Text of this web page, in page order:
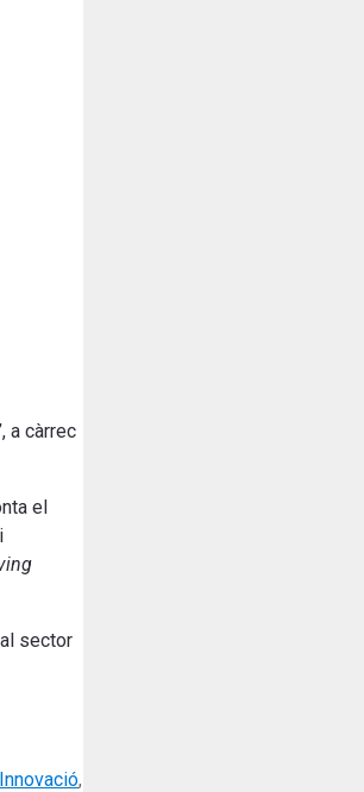
, a càrrec
el
sector
Innovació,